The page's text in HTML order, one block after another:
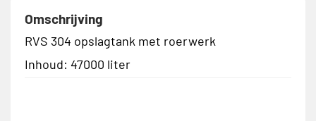
Omschrijving
RVS 304 opslagtank met roerwerk
Inhoud: 47000 liter